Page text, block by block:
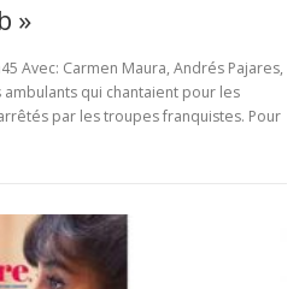
»
Avec: Carmen Maura, Andrés Pajares,
qui chantaient pour les
par les troupes franquistes. Pour